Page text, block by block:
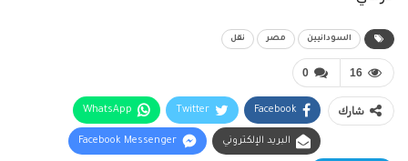
السودانيين مصر نقل
0 16
شارك Facebook
Twitter
WhatsApp
البريد الإلكتروني Facebook Messenger